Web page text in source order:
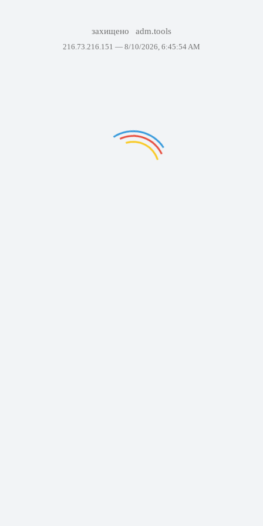
захищено adm.tools
216.73.216.151 — 8/10/2026, 6:45:54 AM